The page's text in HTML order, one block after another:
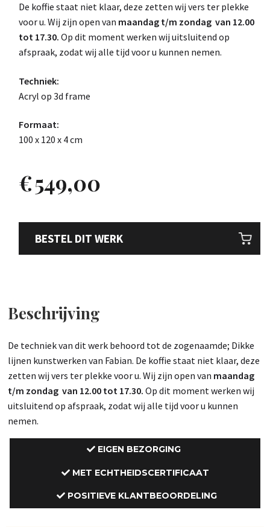
De koffie staat niet klaar, deze zetten wij vers ter plekke
voor u. Wij zijn open van maandag t/m zondag van 12.00
tot 17.30. Op dit moment werken wij uitsluitend op
afspraak, zodat wij alle tijd voor u kunnen nemen.
Techniek:
Acryl op 3d frame
Formaat:
100 x 120 x 4 cm
€549,00
BESTEL DIT WERK
Beschrijving
De techniek van dit werk behoord tot de zogenaamde; Dikke
lijnen kunstwerken van Fabian. De koffie staat niet klaar, deze
zetten wij vers ter plekke voor u. Wij zijn open van maandag
t/m zondag van 12.00 tot 17.30. Op dit moment werken wij
uitsluitend op afspraak, zodat wij alle tijd voor u kunnen
nemen.
EIGEN BEZORGING
MET ECHTHEIDSCERTIFICAAT
POSITIEVE KLANTBEOORDELING